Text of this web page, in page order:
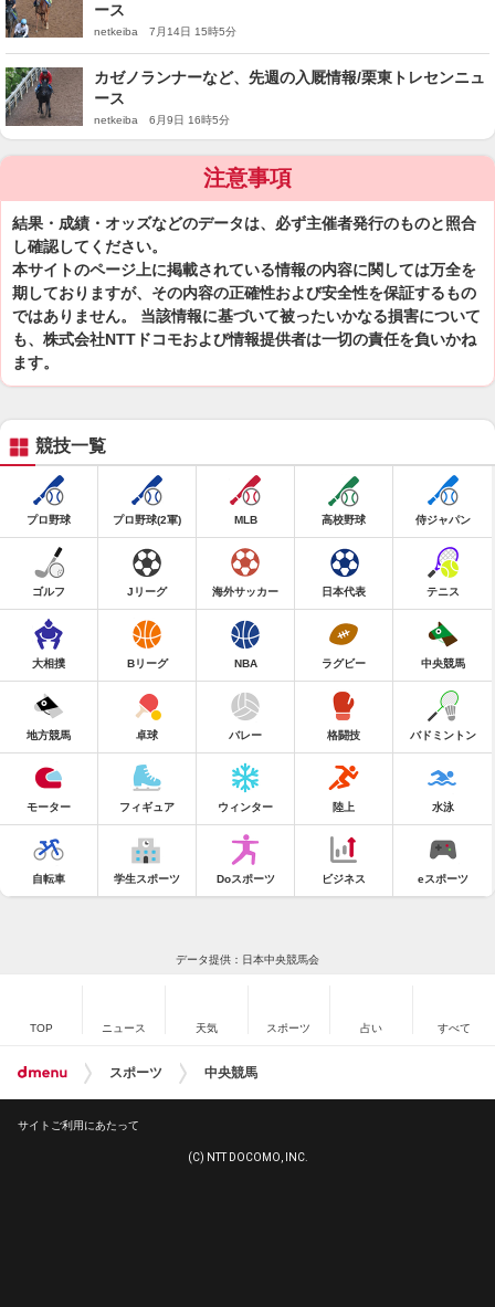
ース
netkeiba 7月14日 15時5分
カゼノランナーなど、先週の入厩情報/栗東トレセンニュ
ース
netkeiba 6月9日 16時5分
注意事項
結果・成績・オッズなどのデータは、必ず主催者発行のものと照合
し確認してください。
本サイトのページ上に掲載されている情報の内容に関しては万全を
期しておりますが、その内容の正確性および安全性を保証するもの
ではありません。 当該情報に基づいて被ったいかなる損害について
も、株式会社NTTドコモおよび情報提供者は一切の責任を負いかね
ます。
競技一覧
プロ野球 プロ野球(2軍) MLB 高校野球 侍ジャパン
ゴルフ Jリーグ 海外サッカー 日本代表 テニス
大相撲 Bリーグ NBA ラグビー 中央競馬
地方競馬 卓球 バレー 格闘技 バドミントン
モーター フィギュア ウィンター 陸上 水泳
自転車 学生スポーツ Doスポーツ ビジネス eスポーツ
データ提供：日本中央競馬会
TOP ニュース 天気 スポーツ 占い すべて
スポーツ 中央競馬
サイトご利用にあたって
(C) NTT DOCOMO, INC.